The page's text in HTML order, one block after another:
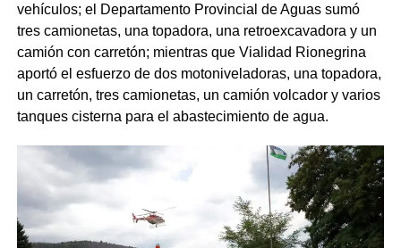
vehículos; el Departamento Provincial de Aguas sumó
tres camionetas, una topadora, una retroexcavadora y un
camión con carretón; mientras que Vialidad Rionegrina
aportó el esfuerzo de dos motoniveladoras, una topadora,
un carretón, tres camionetas, un camión volcador y varios
tanques cisterna para el abastecimiento de agua.